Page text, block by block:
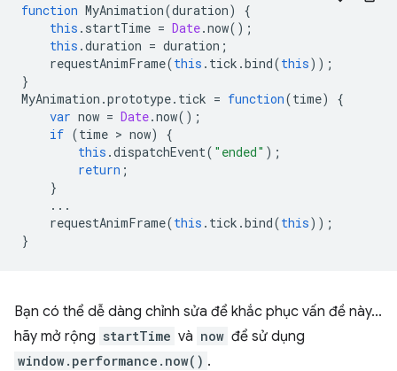
function MyAnimation(duration)
{
this . startTime = Date.now();
this .duration = duration ;
requestAnimFrame(this . tick .bind(this));
}
MyAnimation .prototype. tick = function(time)
{
var now = Date.now();
if (time > now)
{
this .dispatchEvent( "ended" );
return ;
}
...
requestAnimFrame(this . tick .bind(this));
}
Bạn có thể dễ dàng chỉnh sửa để khắc phục vấn đề này...
hãy mở rộng startTime và now để sử dụng
window.performance.now() .